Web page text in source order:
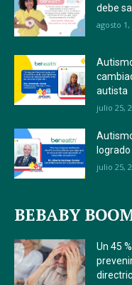
debe
agosto 1,
autista
julio 25,
julio 25,
BEBABY
Un 45